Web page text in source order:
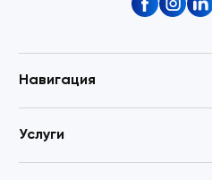
Навигация
Услуги